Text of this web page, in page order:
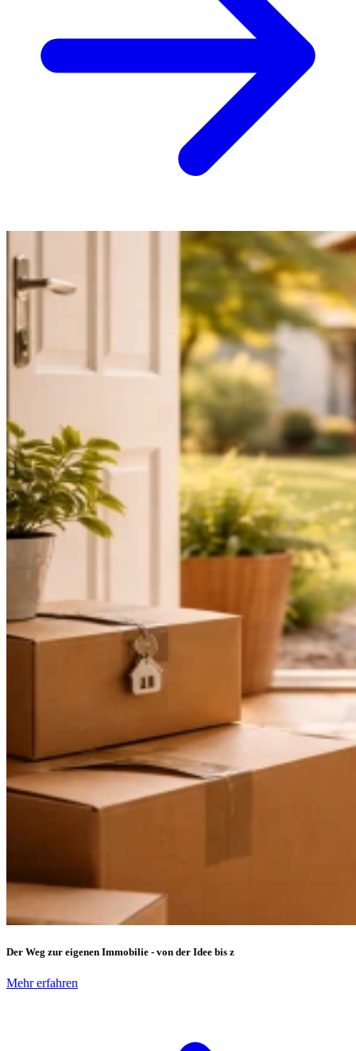
Der Weg zur eigenen Immobilie - von der Idee bis z
Mehr erfahren